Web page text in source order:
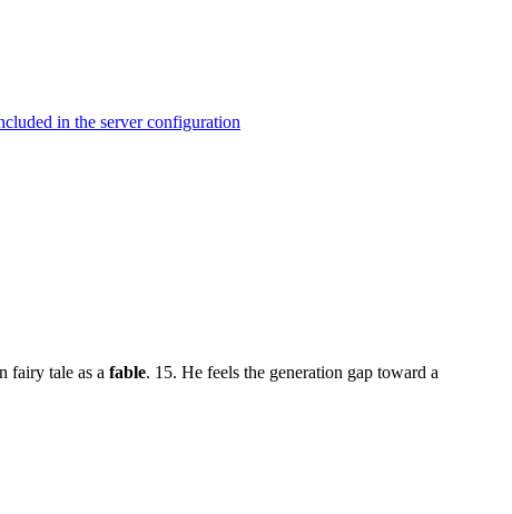
in the server configuration
fairy tale as a fable. 15. He feels the generation gap toward a